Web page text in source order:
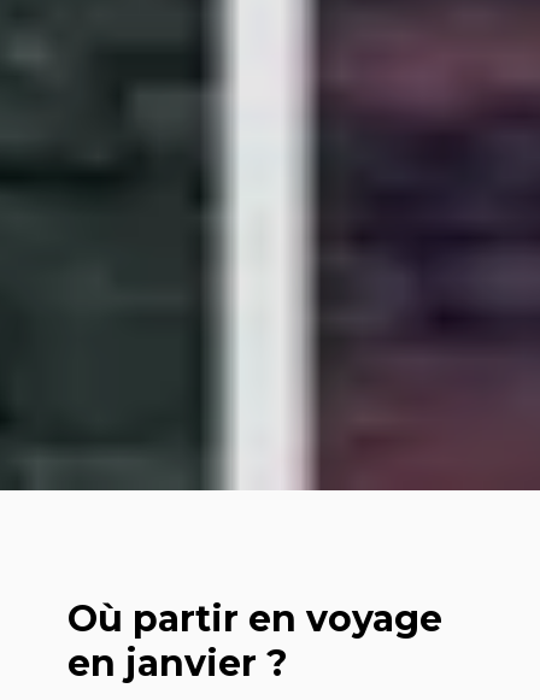
Où partir en voyage
en janvier ?